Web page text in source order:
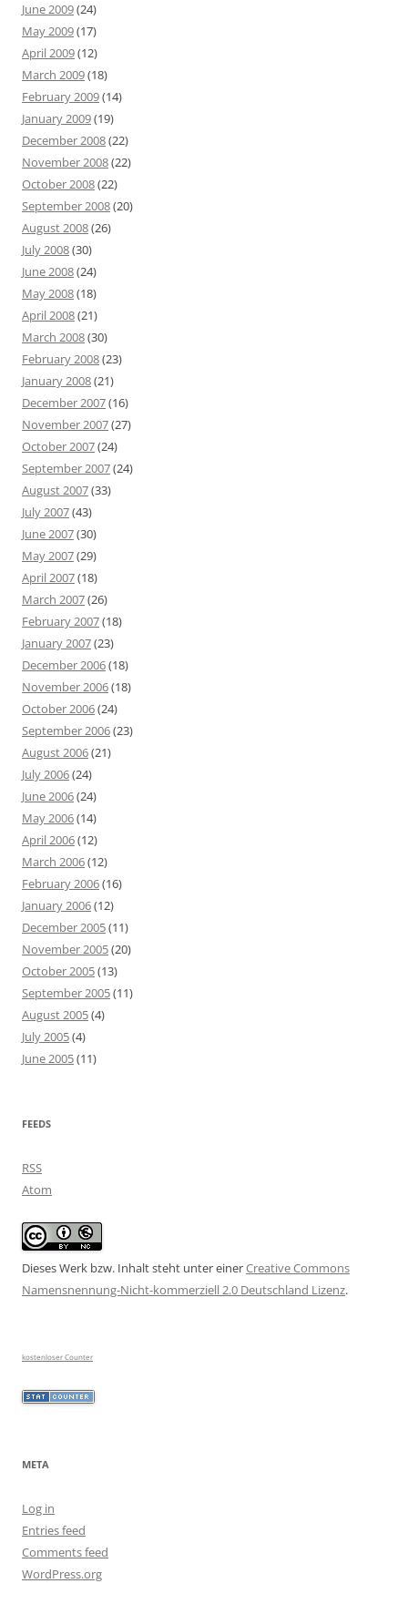
June 2009(24)
May 2009(17)
April 2009(12)
March 2009(18)
February 2009(14)
January 2009(19)
December 2008(22)
November 2008(22)
October 2008(22)
September 2008(20)
August 2008(26)
July 2008(30)
June 2008(24)
May 2008(18)
April 2008(21)
March 2008(30)
February 2008(23)
January 2008(21)
December 2007(16)
November 2007(27)
October 2007(24)
September 2007(24)
August 2007(33)
July 2007(43)
June 2007(30)
May 2007(29)
April 2007(18)
March 2007(26)
February 2007(18)
January 2007(23)
December 2006(18)
November 2006(18)
October 2006(24)
September 2006(23)
August 2006(21)
July 2006(24)
June 2006(24)
May 2006(14)
April 2006(12)
March 2006(12)
February 2006(16)
January 2006(12)
December 2005(11)
November 2005(20)
October 2005(13)
September 2005(11)
August 2005(4)
July 2005(4)
June 2005(11)
FEEDS
RSS
Atom
Dieses Werk bzw. Inhalt steht unter einerCreative Commons
Namensnennung-Nicht-kommerziell 2.0 Deutschland Lizenz.
kostenloser Counter
META
Log in
Entries feed
Comments feed
WordPress.org